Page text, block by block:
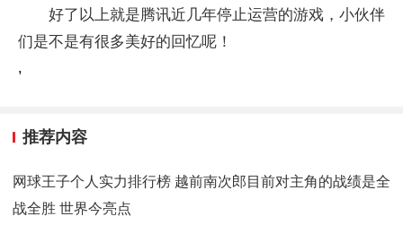
好了以上就是腾讯近几年停止运营的游戏，小伙伴
们是不是有很多美好的回忆呢！
,
推荐内容
网球王子个人实力排行榜 越前南次郎目前对主角的战绩是全
战全胜 世界今亮点